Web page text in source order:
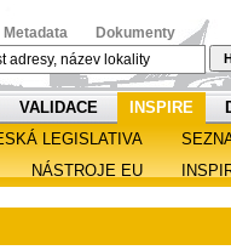
Metadata Dokumenty
VALIDACE INSPIRE
LEGISLATIVA
NÁSTROJE EU